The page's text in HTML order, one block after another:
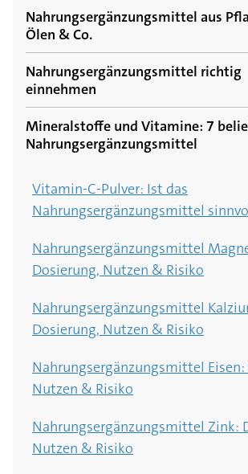
Nahrungsergänzungsmittel aus Pflanzen,
Ölen & Co.
Gefährliche Kieselerde? Wirkung
Heilpflanze Kurkuma: Bekämpft
ungesund?
für die Verdauung
Muskelaufbau wirklich gut?
wirksam sind Algen?
Omega-3-Fettsäuren aus der
Nahrungsergänzungsmittel richtig
einnehmen
Nahrungsergänzungsmittel und
vorsichtig kombinieren
Schwangere, Veganer, Ältere:
Nahrungsergänzungsmittel sind
Krank durch
Mögliche Nebenwirkungen
Morgens oder abends?
Nahrungsergänzungsmittel richtig
Nahrungsergänzungsmittel:
krebserregend?
Nahrungsergänzungsmittel:
beliebter NEM
Mineralstoffe und Vitamine: 7
Nahrungsergänzungsmittel
Vitamin-C-Pulver: Ist das
Nahrungsergänzungsmittel
Nahrungsergänzungsmittel
Dosierung, Nutzen & Risiko
Nahrungsergänzungsmittel
Dosierung, Nutzen & Risiko
Nahrungsergänzungsmittel Eisen:
Nutzen & Risiko
Nahrungsergänzungsmittel Zink:
Nutzen & Risiko